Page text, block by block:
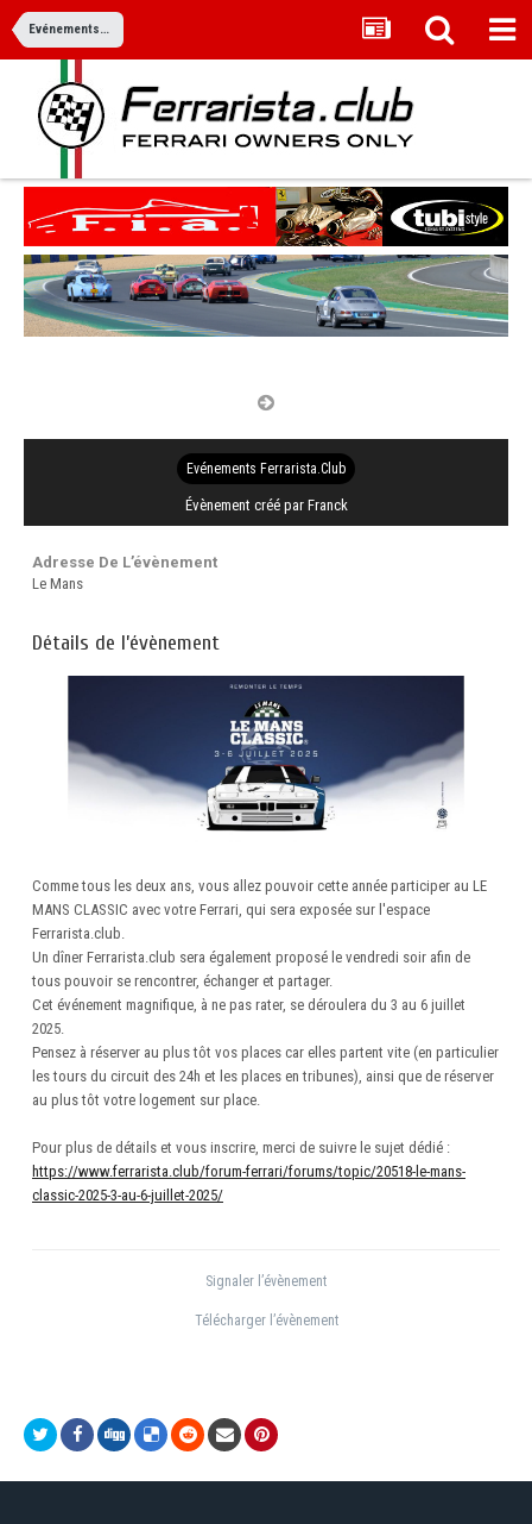
Evénements Ferrarista.Club
Evénements Ferrarista.Club
Évènement créé par Franck
Adresse De L’évènement
Le Mans
Détails de l’évènement
Comme tous les deux ans, vous allez pouvoir cette année participer au LE
MANS CLASSIC avec votre Ferrari, qui sera exposée sur l'espace
Ferrarista.club.
Un dîner Ferrarista.club sera également proposé le vendredi soir afin de
tous pouvoir se rencontrer, échanger et partager.
Cet événement magnifique, à ne pas rater, se déroulera du 3 au 6 juillet
2025.
Pensez à réserver au plus tôt vos places car elles partent vite (en particulier
les tours du circuit des 24h et les places en tribunes), ainsi que de réserver
au plus tôt votre logement sur place.
Pour plus de détails et vous inscrire, merci de suivre le sujet dédié :
https://www.ferrarista.club/forum-ferrari/forums/topic/20518-le-mans-
classic-2025-3-au-6-juillet-2025/
Signaler l’évènement
Télécharger l’évènement